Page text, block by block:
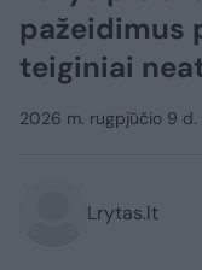
pažeidimus
teiginiai
2026 m. rugpjūčio 9
Lrytas.lt